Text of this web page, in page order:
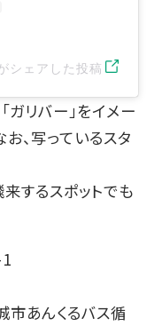
シェアした投稿
ガリバー」をイメー
、写っているスタ
するスポットでも
市あんくるバス循